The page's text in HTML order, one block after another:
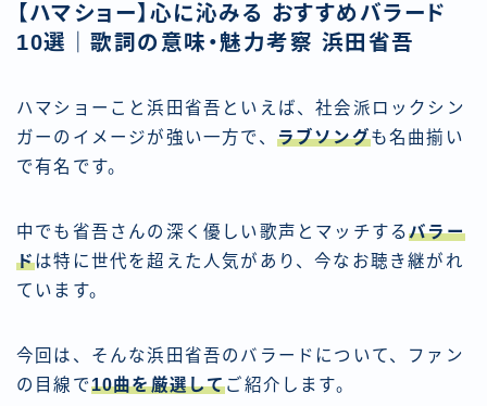
【ハマショー】心に沁みる おすすめバラード
10選｜歌詞の意味・魅力考察 浜田省吾
ハマショーこと浜田省吾といえば、社会派ロックシン
ガーのイメージが強い一方で、 ラブソングも名曲揃い
で有名です。
中でも省吾さんの深く優しい歌声とマッチするバラー
ドは特に世代を超えた人気があり、今なお聴き継がれ
ています。
今回は、そんな浜田省吾のバラードについて、ファン
の目線で10曲を厳選してご紹介します。